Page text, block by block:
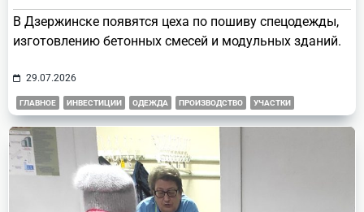
В Дзержинске появятся цеха по пошиву спецодежды,
изготовлению бетонных смесей и модульных зданий.
29.07.2026
ГЛАВНОЕ ИНВЕСТИЦИИ ОДЕЖДА ПРОИЗВОДСТВО УЧАСТКИ